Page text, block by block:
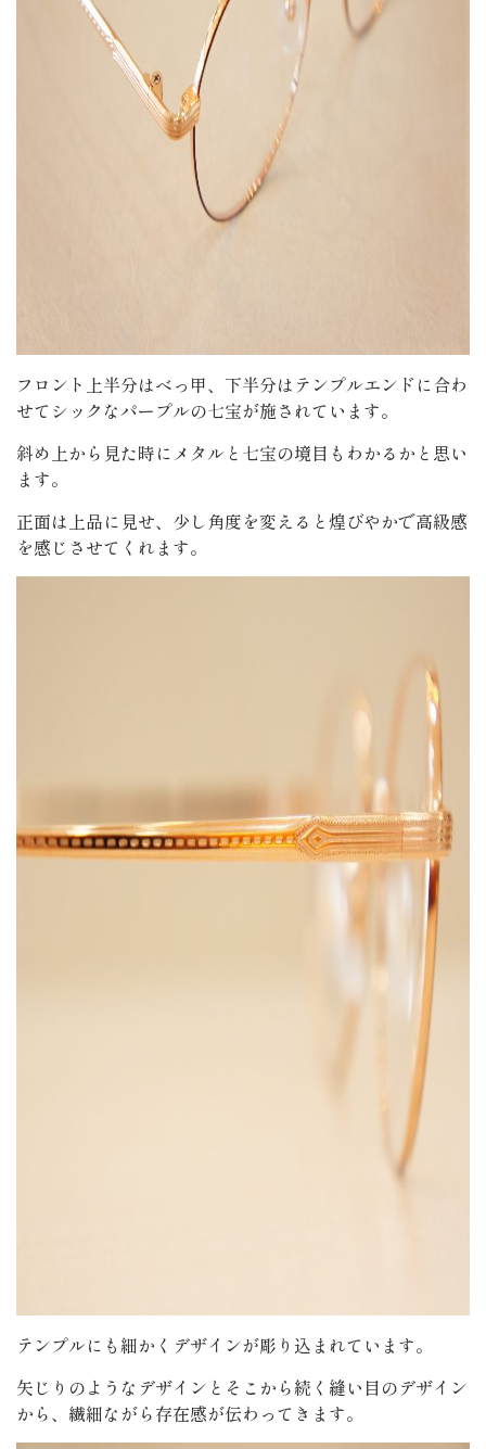
フロント上半分はべっ甲、下半分はテンプルエンドに合わ
せてシックなパープルの七宝が施されています。
斜め上から見た時にメタルと七宝の境目もわかるかと思い
ます。
正面は上品に見せ、少し角度を変えると煌びやかで高級感
を感じさせてくれます。
テンプルにも細かくデザインが彫り込まれています。
矢じりのようなデザインとそこから続く縫い目のデザイン
から、繊細ながら存在感が伝わってきます。